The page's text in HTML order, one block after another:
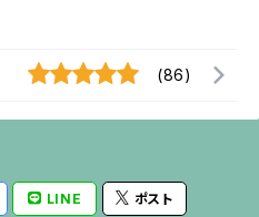
(86)
LINE ポスト